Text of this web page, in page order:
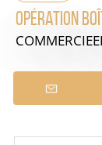
Opération